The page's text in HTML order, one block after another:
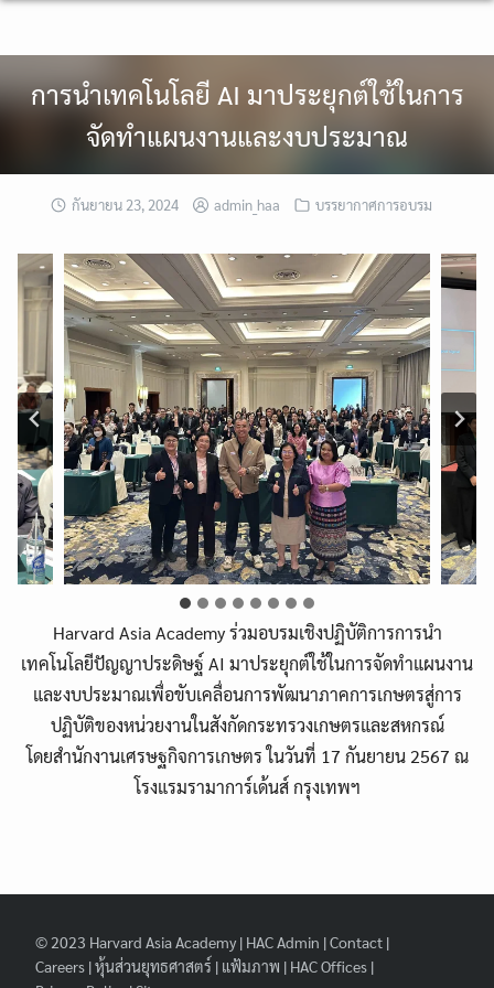
Search
การนำเทคโนโลยี AI มาประยุกต์ใช้ในการ
จัดทำแผนงานและงบประมาณ
กันยายน 23, 2024 admin_haa บรรยากาศการอบรม
Harvard Asia Academy ร่วมอบรมเชิงปฏิบัติการการนำ
เทคโนโลยีปัญญาประดิษฐ์ AI มาประยุกต์ใช้ในการจัดทำแผนงาน
และงบประมาณเพื่อขับเคลื่อนการพัฒนาภาคการเกษตรสู่การ
ปฏิบัติของหน่วยงานในสังกัดกระทรวงเกษตรและสหกรณ์
โดยสำนักงานเศรษฐกิจการเกษตร ในวันที่ 17 กันยายน 2567 ณ
โรงแรมรามาการ์เด้นส์ กรุงเทพฯ
© 2023 Harvard Asia Academy | HAC Admin |Contact |
Careers |หุ้นส่วนยุทธศาสตร์ | แฟ้มภาพ | HAC Offices |